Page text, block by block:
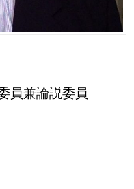
員兼論説委員